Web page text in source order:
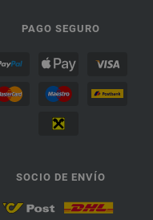
PAGO SEGURO
SOCIO DE ENVÍO